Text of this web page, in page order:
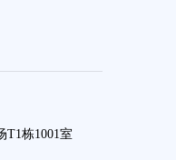
T1栋1001室